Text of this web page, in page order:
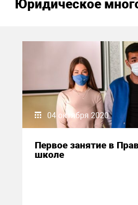
Юридическое
04 октября 2020
Первое занятие в
школе